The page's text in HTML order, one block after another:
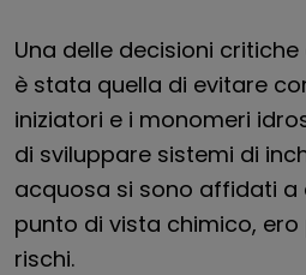
Una delle decisioni
è stata quella di evitare
iniziatori e i monomeri
di sviluppare sistemi di
acquosa si sono affidati a
punto di vista chimico,
rischi.